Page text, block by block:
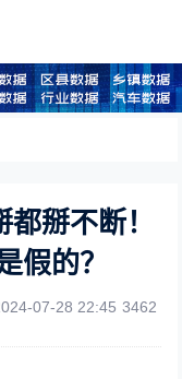
掰不断！
假的？
07-28 22:45 3462